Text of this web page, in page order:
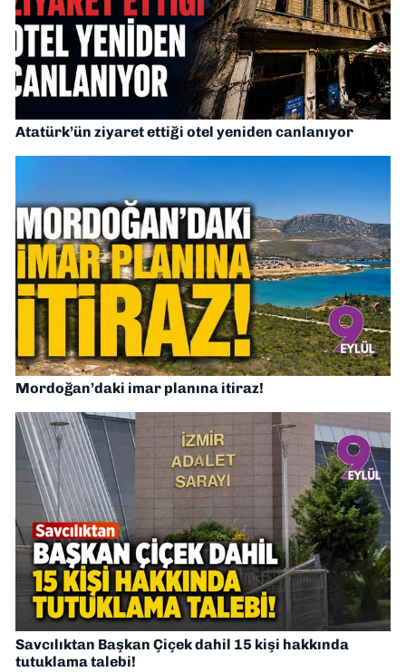
Atatürk’ün ziyaret ettiği otel yeniden canlanıyor
Mordoğan’daki imar planına itiraz!
Savcılıktan Başkan Çiçek dahil 15 kişi hakkında
tutuklama talebi!